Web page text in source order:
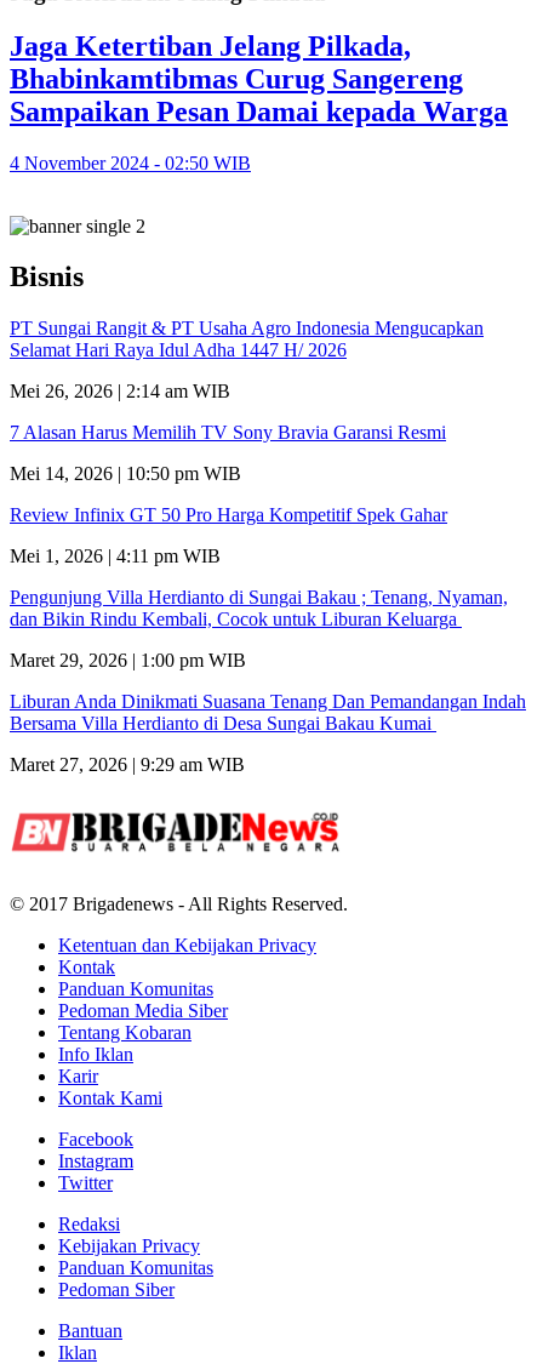
Jaga Ketertiban Jelang Pilkada,
Bhabinkamtibmas Curug Sangereng
Sampaikan Pesan Damai kepada Warga
4 November 2024 - 02:50 WIB
Bisnis
PT Sungai Rangit & PT Usaha Agro Indonesia Mengucapkan
Selamat Hari Raya Idul Adha 1447 H/ 2026
Mei 26, 2026 | 2:14 am WIB
7 Alasan Harus Memilih TV Sony Bravia Garansi Resmi
Mei 14, 2026 | 10:50 pm WIB
Review Infinix GT 50 Pro Harga Kompetitif Spek Gahar
Mei 1, 2026 | 4:11 pm WIB
Pengunjung Villa Herdianto di Sungai Bakau ; Tenang, Nyaman,
dan Bikin Rindu Kembali, Cocok untuk Liburan Keluarga
Maret 29, 2026 | 1:00 pm WIB
Liburan Anda Dinikmati Suasana Tenang Dan Pemandangan Indah
Bersama Villa Herdianto di Desa Sungai Bakau Kumai
Maret 27, 2026 | 9:29 am WIB
© 2017 Brigadenews - All Rights Reserved.
Ketentuan dan Kebijakan Privacy
Kontak
Panduan Komunitas
Pedoman Media Siber
Tentang Kobaran
Info Iklan
Karir
Kontak Kami
Facebook
Instagram
Twitter
Redaksi
Kebijakan Privacy
Panduan Komunitas
Pedoman Siber
Bantuan
Iklan